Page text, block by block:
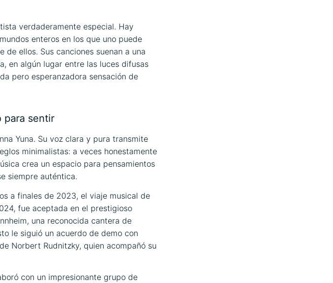
verdaderamente especial. Hay
enteros en los que uno puede
ellos. Sus canciones suenan a una
en algún lugar entre las luces difusas
pero esperanzadora sensación de
para sentir
Yuna. Su voz clara y pura transmite
minimalistas: a veces honestamente
crea un espacio para pensamientos
siempre auténtica.
a finales de 2023, el viaje musical de
fue aceptada en el prestigioso
una reconocida cantera de
le siguió un acuerdo de demo con
Norbert Rudnitzky, quien acompañó su
con un impresionante grupo de